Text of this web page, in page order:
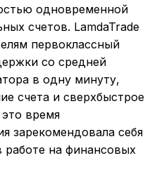
одновременной
счетов. LamdaTrade
первоклассный
со средней
в одну минуту,
счета и сверхбыстрое
время
зарекомендовала себя
на финансовых